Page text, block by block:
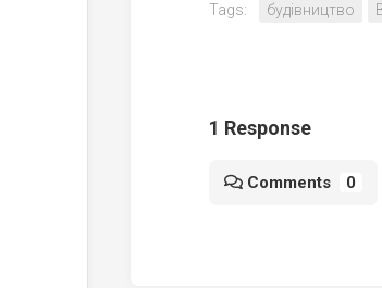
Tags: будівництво
1 Response
Comments 0